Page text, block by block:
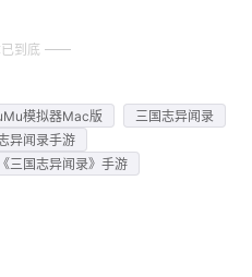
到底
模拟器Mac版
三国志异闻录
异闻录手游
《三国志异闻录》手游